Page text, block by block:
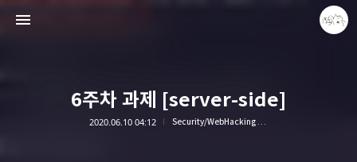
6주차 과제 [server-side]
2020.06.10 04:12 Security/WebHacking Study